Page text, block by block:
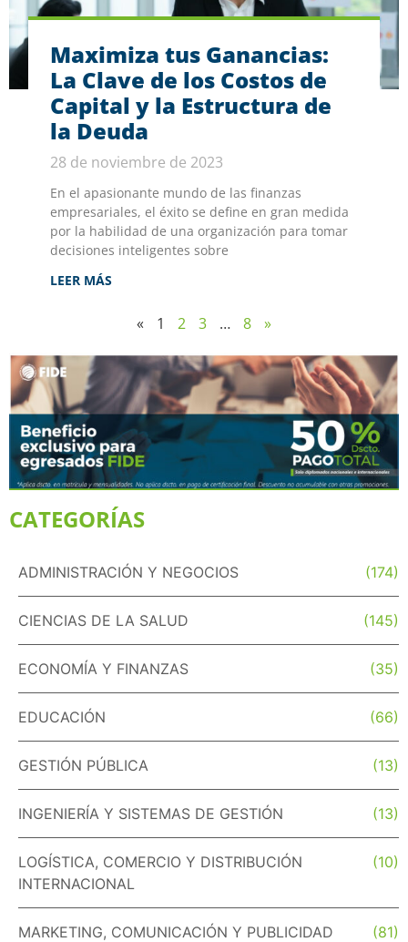
Maximiza tus Ganancias:
La Clave de los Costos de
Capital y la Estructura de
la Deuda
28 de noviembre de 2023
En el apasionante mundo de las finanzas
empresariales, el éxito se define en gran medida
por la habilidad de una organización para tomar
decisiones inteligentes sobre
LEER MÁS
« 1 2 3 … 8 »
CATEGORÍAS
ADMINISTRACIÓN Y NEGOCIOS (174)
CIENCIAS DE LA SALUD (145)
ECONOMÍA Y FINANZAS (35)
EDUCACIÓN (66)
GESTIÓN PÚBLICA (13)
INGENIERÍA Y SISTEMAS DE GESTIÓN (13)
LOGÍSTICA, COMERCIO Y DISTRIBUCIÓN
INTERNACIONAL
(10)
MARKETING, COMUNICACIÓN Y PUBLICIDAD (81)